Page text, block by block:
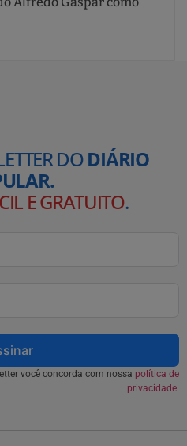
DODIÁRIO
E GRATUITO.
você concorda com nossa política de
privacidade.